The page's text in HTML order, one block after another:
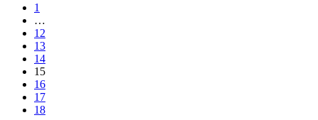
1
…
12
13
14
15
16
17
18